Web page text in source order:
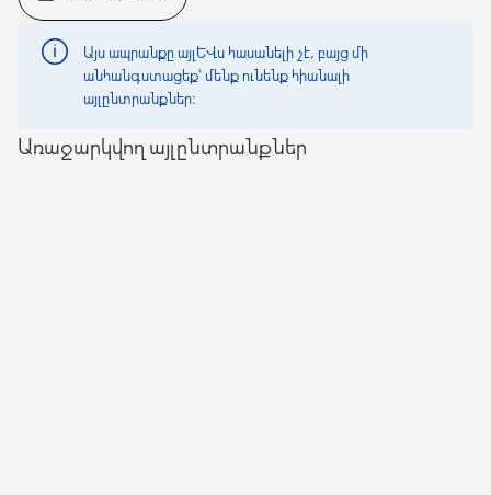
Այս ապրանքը այլևս հասանելի չէ, բայց մի
անհանգստացեք՝ մենք ունենք հիանալի
այլընտրանքներ։
Առաջարկվող այլընտրանքներ